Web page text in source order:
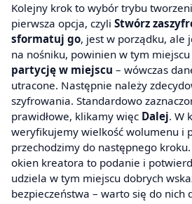
Kolejny krok to wybór trybu
pierwsza opcja, czyli Stwórz
sformatuj go, jest w porządku, ale
na nośniku, powinien w tym
partycję w miejscu – wówczas
utracone. Następnie należy
szyfrowania. Standardowo
prawidłowe, klikamy więc Dalej. W
weryfikujemy wielkość wolumenu i
przechodzimy do następnego
okien kreatora to podanie i
udziela w tym miejscu dobrych
bezpieczeństwa – warto się do nich